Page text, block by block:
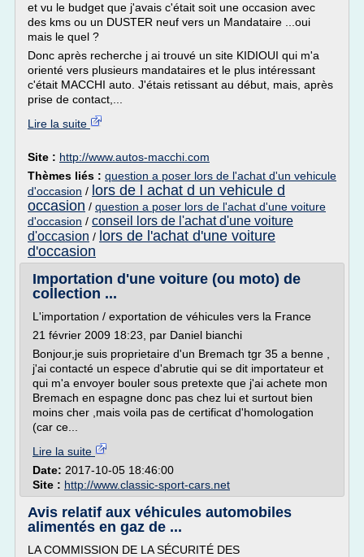
et vu le budget que j'avais c'était soit une occasion avec
des kms ou un DUSTER neuf vers un Mandataire ...oui
mais le quel ?
Donc après recherche j ai trouvé un site KIDIOUI qui m'a
orienté vers plusieurs mandataires et le plus intéressant
c'était MACCHI auto. J'étais retissant au début, mais, après
prise de contact,...
Lire la suite
Site : http://www.autos-macchi.com
Thèmes liés : question a poser lors de l'achat d'un vehicule
d'occasion / lors de l achat d un vehicule d
occasion / question a poser lors de l'achat d'une voiture
d'occasion / conseil lors de l'achat d'une voiture
d'occasion / lors de l'achat d'une voiture
d'occasion
Importation d'une voiture (ou moto) de
collection ...
L'importation / exportation de véhicules vers la France
21 février 2009 18:23, par Daniel bianchi
Bonjour,je suis proprietaire d'un Bremach tgr 35 a benne ,
j'ai contacté un espece d'abrutie qui se dit importateur et
qui m'a envoyer bouler sous pretexte que j'ai achete mon
Bremach en espagne donc pas chez lui et surtout bien
moins cher ,mais voila pas de certificat d'homologation
(car ce...
Lire la suite
Date: 2017-10-05 18:46:00
Site : http://www.classic-sport-cars.net
Avis relatif aux véhicules automobiles
alimentés en gaz de ...
LA COMMISSION DE LA SÉCURITÉ DES